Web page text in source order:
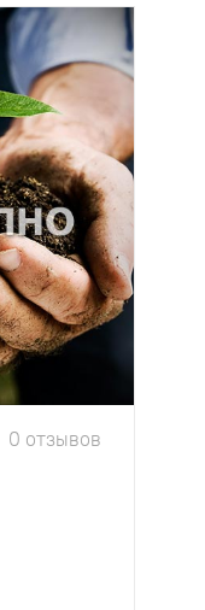
0 отзывов